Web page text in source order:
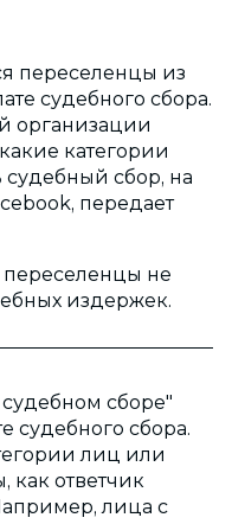
переселенцы из
судебного сбора.
организации
категории
судебный сбор, на
передает
переселенцы не
издержек.
сборе"
судебного сбора.
лиц или
как ответчик
лица с